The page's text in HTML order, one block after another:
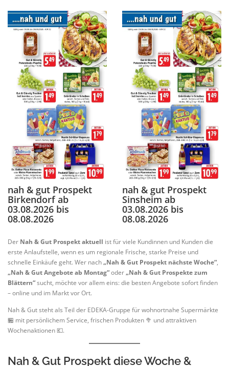
nah & gut Prospekt
Birkendorf ab
03.08.2026 bis
08.08.2026
nah & gut Prospekt
Sinsheim ab
03.08.2026 bis
08.08.2026
Der Nah & Gut Prospekt aktuell ist für viele Kundinnen und Kunden die
erste Anlaufstelle, wenn es um regionale Frische, starke Preise und
schnelle Einkäufe geht. Wer nach„Nah & Gut Prospekt nächsteWoche“,
„Nah & Gut Angebote ab Montag“oder„Nah & Gut Prospekte zum
Blättern“sucht, möchte vor allem eins: die besten Angebote sofort finden
– online und im Markt vor Ort.
Nah & Gut steht als Teil der EDEKA-Gruppe für wohnortnahe Supermärkte
🏪 mit persönlichem Service, frischen Produkten 🥦 und attraktiven
Wochenaktionen 💶.
Nah & Gut Prospekt diese Woche &